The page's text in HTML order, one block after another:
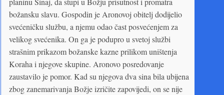
božansku slavu. Gospodin je Aronovoj obitelj dodijelio
svećeničku službu, a njemu odao čast posvećenjem za
velikog svećenika. On ga je podupro u svetoj službi
strašnim prikazom božanske kazne prilikom uništenja
Koraha i njegove skupine. Aronovo posredovanje
zaustavilo je pomor. Kad su njegova dva sina bila ubijena
zbog zanemarivanja Božje izričite zapovijedi, on se nije